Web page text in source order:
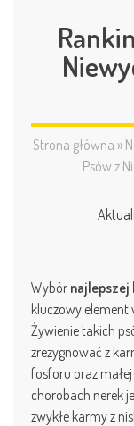
Strona główna »
Psów z
Wybór najlepszej
kluczowy element
Żywienie takich
zrezygnować z
fosforu oraz
chorobach nerek
zwykłe karmy z